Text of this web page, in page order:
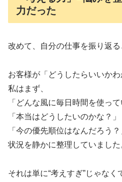
力だった
改めて、自分の仕事を振り返る
お客様が「どうしたらいいかわ
私はまず、
「どんな風に毎日時間を使って
「本当はどうしたいのかな？」
「今の優先順位はなんだろう？
状況を静かに整理していました
それは単に“考えすぎ”じゃなく